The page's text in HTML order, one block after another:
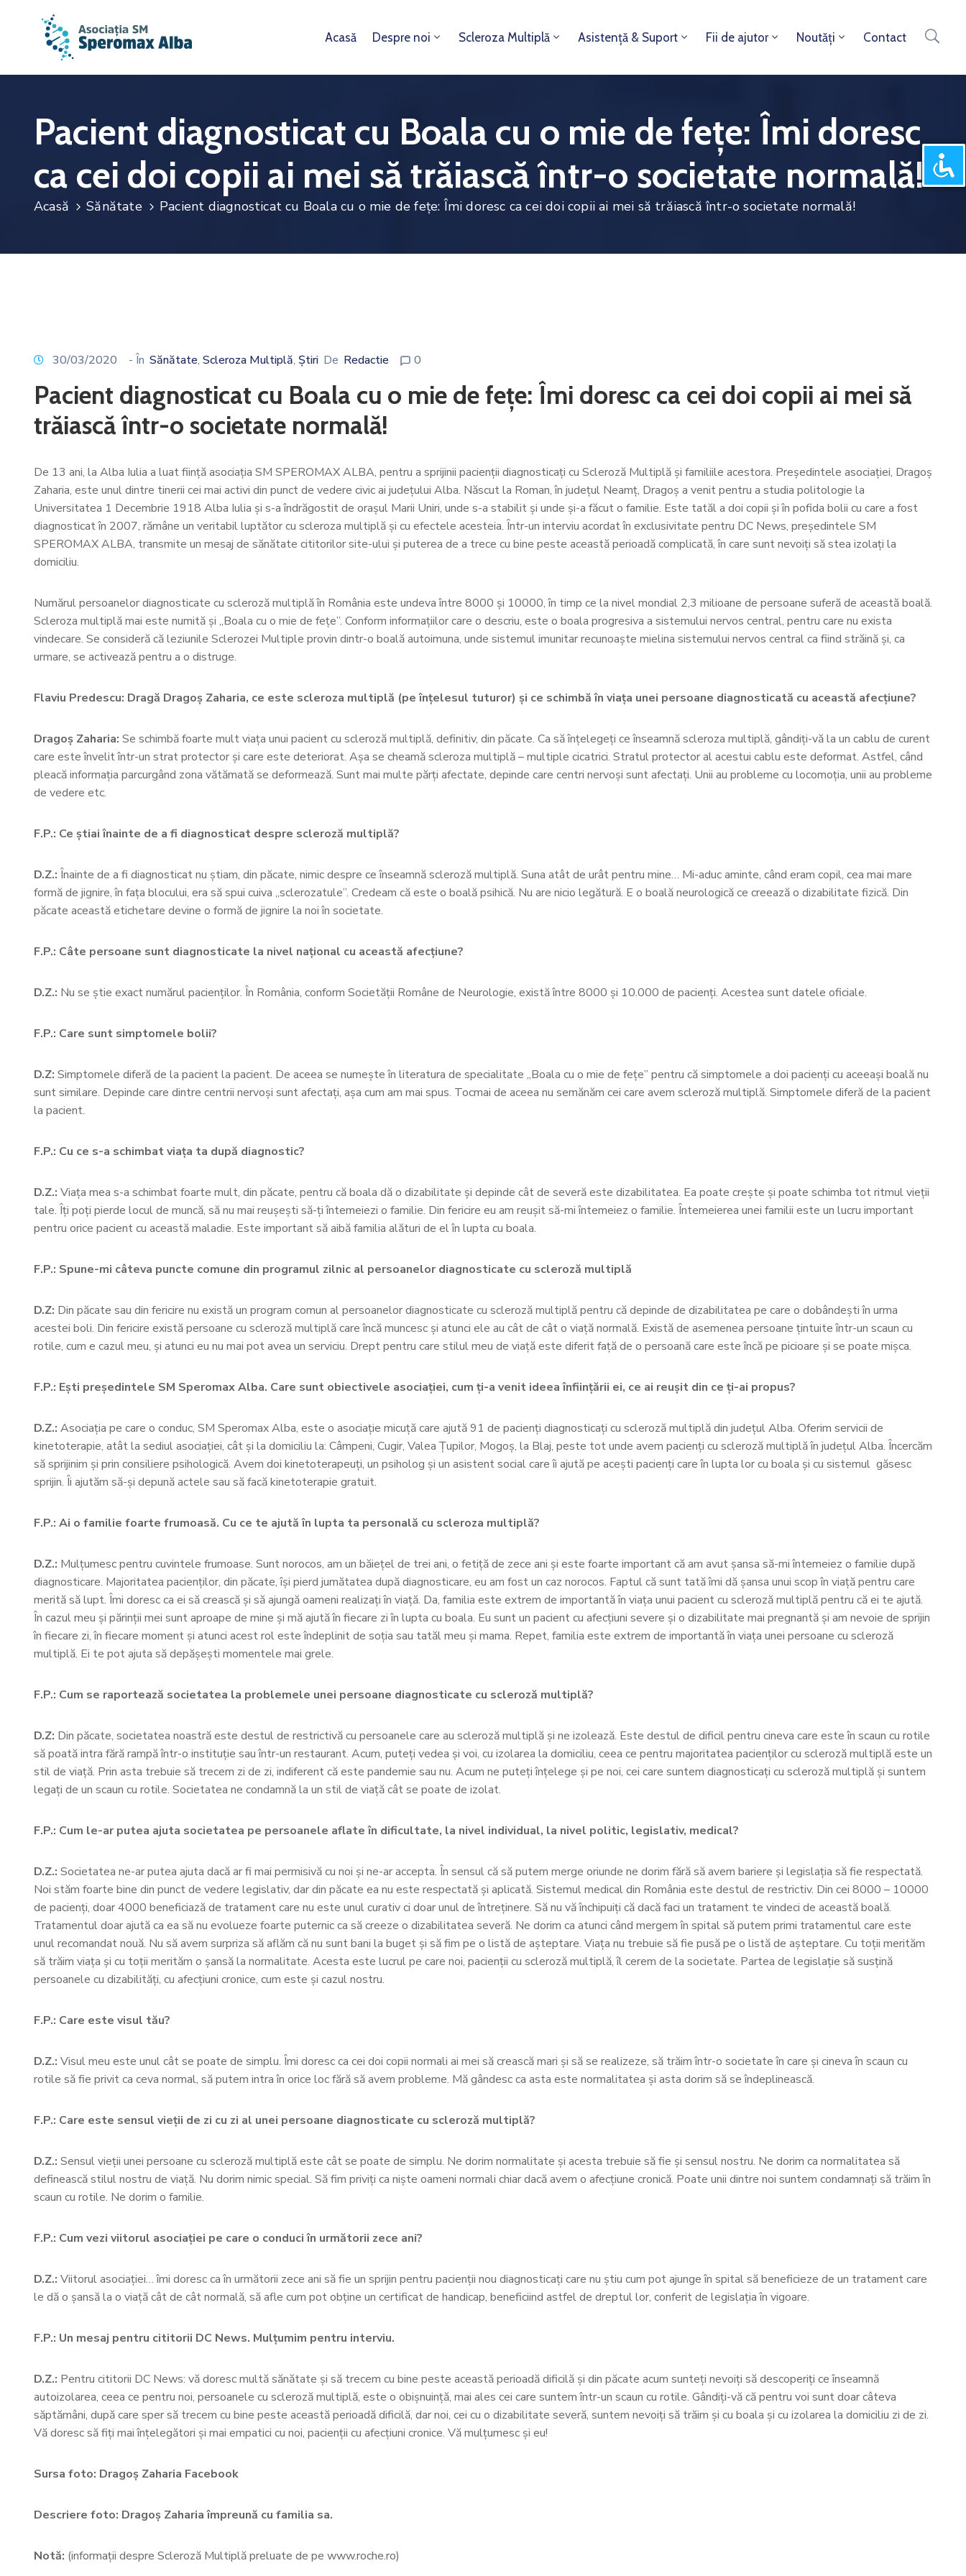
Acasă Despre noi Scleroza Multiplă Asistență & Suport Fii de ajutor Noutăți Contact
Pacient diagnosticat cu Boala cu o mie de fețe: Îmi doresc
ca cei doi copii ai mei să trăiască într-o societate normală!
Acasă Sănătate Pacient diagnosticat cu Boala cu o mie de fețe: Îmi doresc ca cei doi copii ai mei să trăiască într-o societate normală!
30/03/2020 - În Sănătate‚ Scleroza Multiplă‚ Știri De Redactie 0
Pacient diagnosticat cu Boala cu o mie de fețe: Îmi doresc ca cei doi copii ai mei să
trăiască într-o societate normală!
De 13 ani, la Alba Iulia a luat ființă asociația SM SPEROMAX ALBA, pentru a sprijinii pacienții diagnosticați cu Scleroză Multiplă și familiile acestora. Președintele asociației, Dragoș
Zaharia, este unul dintre tinerii cei mai activi din punct de vedere civic ai județului Alba. Născut la Roman, în județul Neamț, Dragoș a venit pentru a studia politologie la
Universitatea 1 Decembrie 1918 Alba Iulia și s-a îndrăgostit de orașul Marii Uniri, unde s-a stabilit și unde și-a făcut o familie. Este tatăl a doi copii și în pofida bolii cu care a fost
diagnosticat în 2007, rămâne un veritabil luptător cu scleroza multiplă și cu efectele acesteia. Într-un interviu acordat în exclusivitate pentru DC News, președintele SM
SPEROMAX ALBA, transmite un mesaj de sănătate cititorilor site-ului și puterea de a trece cu bine peste această perioadă complicată, în care sunt nevoiți să stea izolați la
domiciliu.
Numărul persoanelor diagnosticate cu scleroză multiplă în România este undeva între 8000 și 10000, în timp ce la nivel mondial 2,3 milioane de persoane suferă de această boală.
Scleroza multiplă mai este numită și „Boala cu o mie de fețe”. Conform informațiilor care o descriu, este o boala progresiva a sistemului nervos central, pentru care nu exista
vindecare. Se consideră că leziunile Sclerozei Multiple provin dintr-o boală autoimuna, unde sistemul imunitar recunoaște mielina sistemului nervos central ca fiind străină și, ca
urmare, se activează pentru a o distruge.
Flaviu Predescu: Dragă Dragoș Zaharia, ce este scleroza multiplă (pe înțelesul tuturor) și ce schimbă în viața unei persoane diagnosticată cu această afecțiune?
Dragoș Zaharia: Se schimbă foarte mult viața unui pacient cu scleroză multiplă, definitiv, din păcate. Ca să înțelegeți ce înseamnă scleroza multiplă, gândiți-vă la un cablu de curent
care este învelit într-un strat protector și care este deteriorat. Așa se cheamă scleroza multiplă – multiple cicatrici. Stratul protector al acestui cablu este deformat. Astfel, când
pleacă informația parcurgând zona vătămată se deformează. Sunt mai multe părți afectate, depinde care centri nervoși sunt afectați. Unii au probleme cu locomoția, unii au probleme
de vedere etc.
F.P.: Ce știai înainte de a fi diagnosticat despre scleroză multiplă?
D.Z.: Înainte de a fi diagnosticat nu știam, din păcate, nimic despre ce înseamnă scleroză multiplă. Suna atât de urât pentru mine… Mi-aduc aminte, când eram copil, cea mai mare
formă de jignire, în fața blocului, era să spui cuiva „sclerozatule”. Credeam că este o boală psihică. Nu are nicio legătură. E o boală neurologică ce creează o dizabilitate fizică. Din
păcate această etichetare devine o formă de jignire la noi în societate.
F.P.: Câte persoane sunt diagnosticate la nivel național cu această afecțiune?
D.Z.: Nu se știe exact numărul pacienților. În România, conform Societății Române de Neurologie, există între 8000 și 10.000 de pacienți. Acestea sunt datele oficiale.
F.P.: Care sunt simptomele bolii?
D.Z: Simptomele diferă de la pacient la pacient. De aceea se numește în literatura de specialitate „Boala cu o mie de fețe” pentru că simptomele a doi pacienți cu aceeași boală nu
sunt similare. Depinde care dintre centrii nervoși sunt afectați, așa cum am mai spus. Tocmai de aceea nu semănăm cei care avem scleroză multiplă. Simptomele diferă de la pacient
la pacient.
F.P.: Cu ce s-a schimbat viața ta după diagnostic?
D.Z.: Viața mea s-a schimbat foarte mult, din păcate, pentru că boala dă o dizabilitate și depinde cât de severă este dizabilitatea. Ea poate crește și poate schimba tot ritmul vieții
tale. Îți poți pierde locul de muncă, să nu mai reușești să-ți întemeiezi o familie. Din fericire eu am reușit să-mi întemeiez o familie. Întemeierea unei familii este un lucru important
pentru orice pacient cu această maladie. Este important să aibă familia alături de el în lupta cu boala.
F.P.: Spune-mi câteva puncte comune din programul zilnic al persoanelor diagnosticate cu scleroză multiplă
D.Z: Din păcate sau din fericire nu există un program comun al persoanelor diagnosticate cu scleroză multiplă pentru că depinde de dizabilitatea pe care o dobândești în urma
acestei boli. Din fericire există persoane cu scleroză multiplă care încă muncesc și atunci ele au cât de cât o viață normală. Există de asemenea persoane țintuite într-un scaun cu
rotile, cum e cazul meu, și atunci eu nu mai pot avea un serviciu. Drept pentru care stilul meu de viață este diferit față de o persoană care este încă pe picioare și se poate mișca.
F.P.: Ești președintele SM Speromax Alba. Care sunt obiectivele asociației, cum ți-a venit ideea înființării ei, ce ai reușit din ce ți-ai propus?
D.Z.: Asociația pe care o conduc, SM Speromax Alba, este o asociație micuță care ajută 91 de pacienți diagnosticați cu scleroză multiplă din județul Alba. Oferim servicii de
kinetoterapie, atât la sediul asociației, cât și la domiciliu la: Câmpeni, Cugir, Valea Țupilor, Mogoș, la Blaj, peste tot unde avem pacienți cu scleroză multiplă în județul Alba. Încercăm
să sprijinim și prin consiliere psihologică. Avem doi kinetoterapeuți, un psiholog și un asistent social care îi ajută pe acești pacienți care în lupta lor cu boala și cu sistemul găsesc
sprijin. Îi ajutăm să-și depună actele sau să facă kinetoterapie gratuit.
F.P.: Ai o familie foarte frumoasă. Cu ce te ajută în lupta ta personală cu scleroza multiplă?
D.Z.: Mulțumesc pentru cuvintele frumoase. Sunt norocos, am un băiețel de trei ani, o fetiță de zece ani și este foarte important că am avut șansa să-mi întemeiez o familie după
diagnosticare. Majoritatea pacienților, din păcate, își pierd jumătatea după diagnosticare, eu am fost un caz norocos. Faptul că sunt tată îmi dă șansa unui scop în viață pentru care
merită să lupt. Îmi doresc ca ei să crească și să ajungă oameni realizați în viață. Da, familia este extrem de importantă în viața unui pacient cu scleroză multiplă pentru că ei te ajută.
În cazul meu și părinții mei sunt aproape de mine și mă ajută în fiecare zi în lupta cu boala. Eu sunt un pacient cu afecțiuni severe și o dizabilitate mai pregnantă și am nevoie de sprijin
în fiecare zi, în fiecare moment și atunci acest rol este îndeplinit de soția sau tatăl meu și mama. Repet, familia este extrem de importantă în viața unei persoane cu scleroză
multiplă. Ei te pot ajuta să depășești momentele mai grele.
F.P.: Cum se raportează societatea la problemele unei persoane diagnosticate cu scleroză multiplă?
D.Z: Din păcate, societatea noastră este destul de restrictivă cu persoanele care au scleroză multiplă și ne izolează. Este destul de dificil pentru cineva care este în scaun cu rotile
să poată intra fără rampă într-o instituție sau într-un restaurant. Acum, puteți vedea și voi, cu izolarea la domiciliu, ceea ce pentru majoritatea pacienților cu scleroză multiplă este un
stil de viață. Prin asta trebuie să trecem zi de zi, indiferent că este pandemie sau nu. Acum ne puteți înțelege și pe noi, cei care suntem diagnosticați cu scleroză multiplă și suntem
legați de un scaun cu rotile. Societatea ne condamnă la un stil de viață cât se poate de izolat.
F.P.: Cum le-ar putea ajuta societatea pe persoanele aflate în dificultate, la nivel individual, la nivel politic, legislativ, medical?
D.Z.: Societatea ne-ar putea ajuta dacă ar fi mai permisivă cu noi și ne-ar accepta. În sensul că să putem merge oriunde ne dorim fără să avem bariere și legislația să fie respectată.
Noi stăm foarte bine din punct de vedere legislativ, dar din păcate ea nu este respectată și aplicată. Sistemul medical din România este destul de restrictiv. Din cei 8000 – 10000
de pacienți, doar 4000 beneficiază de tratament care nu este unul curativ ci doar unul de întreținere. Să nu vă închipuiți că dacă faci un tratament te vindeci de această boală.
Tratamentul doar ajută ca ea să nu evolueze foarte puternic ca să creeze o dizabilitatea severă. Ne dorim ca atunci când mergem în spital să putem primi tratamentul care este
unul recomandat nouă. Nu să avem surpriza să aflăm că nu sunt bani la buget și să fim pe o listă de așteptare. Viața nu trebuie să fie pusă pe o listă de așteptare. Cu toții merităm
să trăim viața și cu toții merităm o șansă la normalitate. Acesta este lucrul pe care noi, pacienții cu scleroză multiplă, îl cerem de la societate. Partea de legislație să susțină
persoanele cu dizabilități, cu afecțiuni cronice, cum este și cazul nostru.
F.P.: Care este visul tău?
D.Z.: Visul meu este unul cât se poate de simplu. Îmi doresc ca cei doi copii normali ai mei să crească mari și să se realizeze, să trăim într-o societate în care și cineva în scaun cu
rotile să fie privit ca ceva normal, să putem intra în orice loc fără să avem probleme. Mă gândesc ca asta este normalitatea și asta dorim să se îndeplinească.
F.P.: Care este sensul vieții de zi cu zi al unei persoane diagnosticate cu scleroză multiplă?
D.Z.: Sensul vieții unei persoane cu scleroză multiplă este cât se poate de simplu. Ne dorim normalitate și acesta trebuie să fie și sensul nostru. Ne dorim ca normalitatea să
definească stilul nostru de viață. Nu dorim nimic special. Să fim priviți ca niște oameni normali chiar dacă avem o afecțiune cronică. Poate unii dintre noi suntem condamnați să trăim în
scaun cu rotile. Ne dorim o familie.
F.P.: Cum vezi viitorul asociației pe care o conduci în următorii zece ani?
D.Z.: Viitorul asociației… îmi doresc ca în următorii zece ani să fie un sprijin pentru pacienții nou diagnosticați care nu știu cum pot ajunge în spital să beneficieze de un tratament care
le dă o șansă la o viață cât de cât normală, să afle cum pot obține un certificat de handicap, beneficiind astfel de dreptul lor, conferit de legislația în vigoare.
F.P.: Un mesaj pentru cititorii DC News. Mulțumim pentru interviu.
D.Z.: Pentru cititorii DC News: vă doresc multă sănătate și să trecem cu bine peste această perioadă dificilă și din păcate acum sunteți nevoiți să descoperiți ce înseamnă
autoizolarea, ceea ce pentru noi, persoanele cu scleroză multiplă, este o obișnuință, mai ales cei care suntem într-un scaun cu rotile. Gândiți-vă că pentru voi sunt doar câteva
săptămâni, după care sper să trecem cu bine peste această perioadă dificilă, dar noi, cei cu o dizabilitate severă, suntem nevoiți să trăim și cu boala și cu izolarea la domiciliu zi de zi.
Vă doresc să fiți mai înțelegători și mai empatici cu noi, pacienții cu afecțiuni cronice. Vă mulțumesc și eu!
Sursa foto: Dragoș Zaharia Facebook
Descriere foto: Dragoș Zaharia împreună cu familia sa.
Notă: (informații despre Scleroză Multiplă preluate de pe www.roche.ro)